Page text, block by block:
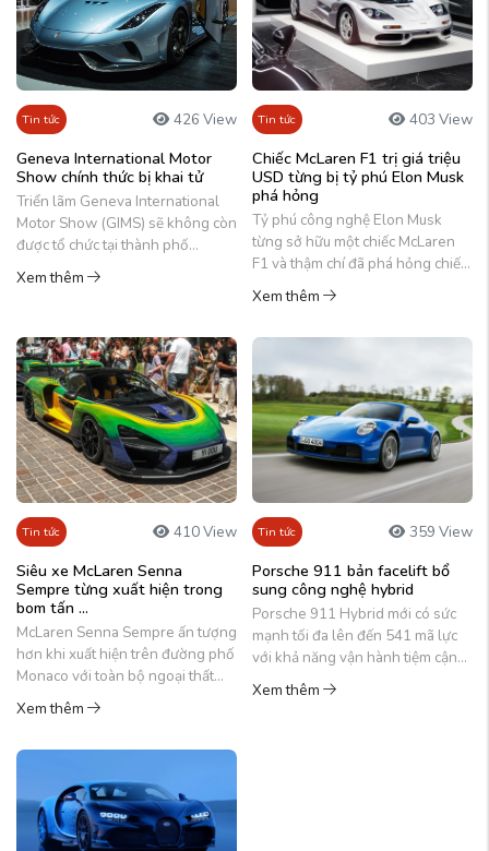
Tin tức 426 View
Geneva International Motor
Show chính thức bị khai tử
Triển lãm Geneva International
Motor Show (GIMS) sẽ không còn
được tổ chức tại thành phố
Geneva, Thụy Sĩ kể từ năm 2025
trở đi.
Xem thêm
Tin tức 403 View
Chiếc McLaren F1 trị giá triệu
USD từng bị tỷ phú Elon Musk
phá hỏng
Tỷ phú công nghệ Elon Musk
từng sở hữu một chiếc McLaren
F1 và thậm chí đã phá hỏng chiếc
xe này vào năm 2000 do mất lái.
Xem thêm
Tin tức 410 View
Siêu xe McLaren Senna
Sempre từng xuất hiện trong
bom tấn ...
McLaren Senna Sempre ấn tượng
hơn khi xuất hiện trên đường phố
Monaco với toàn bộ ngoại thất
được sơn thủ công.
Xem thêm
Tin tức 359 View
Porsche 911 bản facelift bổ
sung công nghệ hybrid
Porsche 911 Hybrid mới có sức
mạnh tối đa lên đến 541 mã lực
với khả năng vận hành tiệm cận
các mẫu siêu xe.
Xem thêm